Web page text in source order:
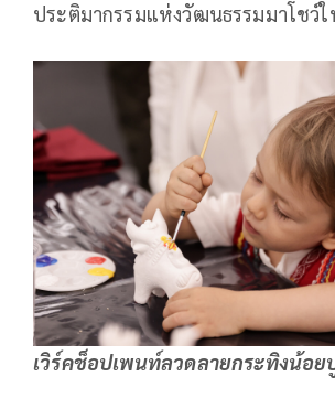
ประติมากรรมแห่งวัฒนธรรมมาโชว์
เวิร์คช็อปเพนท์ลวดลายกระทิงน้อ